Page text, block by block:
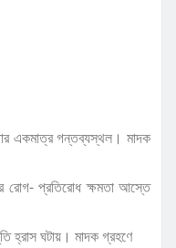
একমাত্র গন্তব্যস্থল। মাদক
রোগ- প্রতিরোধ ক্ষমতা আস্তে
হ্রাস ঘটায়। মাদক গ্রহণে